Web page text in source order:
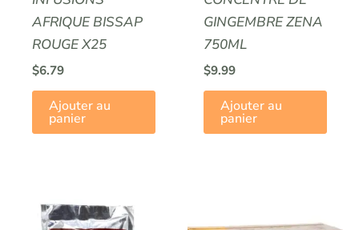
AFRIQUE BISSAP
ROUGE X25
$6.79
Ajouter au
panier
GINGEMBRE ZENA
750ML
$9.99
Ajouter au
panier